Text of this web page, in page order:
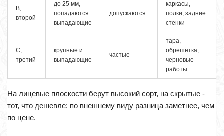
В,
второй
до 25 мм,
попадаются
выпадающие
допускаются
каркасы,
полки, задние
стенки
С,
третий
крупные и
выпадающие
частые
тара,
обрешётка,
черновые
работы
На лицевые плоскости берут высокий сорт, на скрытые -
тот, что дешевле: по внешнему виду разница заметнее, чем
по цене.